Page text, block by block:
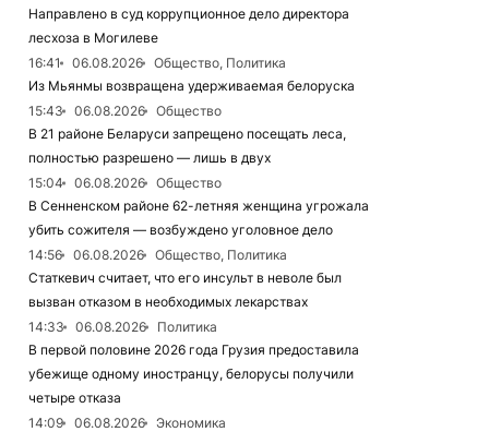
Направлено в суд коррупционное дело директора
лесхоза в Могилеве
16:41
06.08.2026
Общество, Политика
Из Мьянмы возвращена удерживаемая белоруска
15:43
06.08.2026
Общество
В 21 районе Беларуси запрещено посещать леса,
полностью разрешено — лишь в двух
15:04
06.08.2026
Общество
В Сенненском районе 62-летняя женщина угрожала
убить сожителя — возбуждено уголовное дело
14:56
06.08.2026
Общество, Политика
Статкевич считает, что его инсульт в неволе был
вызван отказом в необходимых лекарствах
14:33
06.08.2026
Политика
В первой половине 2026 года Грузия предоставила
убежище одному иностранцу, белорусы получили
четыре отказа
14:09
06.08.2026
Экономика